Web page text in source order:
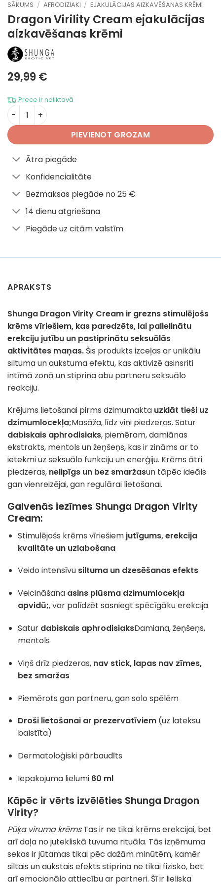
SĀKUMS / AFRODIZIAKI / EJAKULĀCIJAS AIZKAVĒŠANAS KRĒMI
Dragon Virility Cream ejakulācijas
aizkavēšanas krēmi
29,99€
Prece ir noliktavā
Dragon Virility Cream daudzums
PIEVIENOT GROZAM
Ātra piegāde
Konfidencialitāte
Bezmaksas piegāde no 25 €
14 dienu atgriešana
Piegāde uz citām valstīm
APRAKSTS
Shunga Dragon Virity Cream ir grezns stimulējošs
krēms vīriešiem, kas paredzēts, lai palielinātu
erekciju jutību un pastiprinātu seksuālās
aktivitātes maņas. Šis produkts izceļas ar unikālu
siltuma un aukstuma efektu, kas aktivizē asinsriti
intīmā zonā un stiprina abu partneru seksuālo
reakciju.
Krējums lietošanai pirms dzimumakta uzklāt tieši uz
dzimumlocekļa;Masāža, līdz viņi piedzeras. Satur
dabiskais aphrodisiaks, piemēram, damiānas
ekstrakts, mentols un žeņšeņs, kas ir zināms ar to
ietekmi uz seksuālo funkciju un enerģiju. Krēms ātri
piedzeras, nelipīgs un bez smaržasun tāpēc ideāls
gan vienreizējai, gan regulārai lietošanai.
Galvenās iezīmes Shunga Dragon Virity
Cream:
Stimulējošs krēms vīriešiem jutīgums, erekcija
kvalitāte un uzlabošana
Veido intensīvu siltuma un dzesēšanas efekts
Veicināšana asins plūsma dzimumlocekļa
apvidū;, var palīdzēt sasniegt spēcīgāku erekcija
Satur dabiskais aphrodisiaksDamiana, žeņšeņs,
mentols
Viņš drīz piedzeras, nav stick, lapas nav zīmes,
bez smaržas
Piemērots gan partneru, gan solo spēlēm
Droši lietošanai ar prezervatīviem(uz lateksu
balstīta)
Dermatoloģiski pārbaudīts
Iepakojuma lielumi 60 ml
Kāpēc ir vērts izvēlēties Shunga Dragon
Virity?
Pūķa viruma krēmsTas ir ne tikai krēms erekcijai, bet
arī daļa no jutekliskā tuvuma rituāla. Tās izņēmuma
sekas ir jūtamas tikai pēc dažām minūtēm, kamēr
siltais un aukstais efekts stiprina ne tikai fizisko, bet
arī emocionālo attiecību ar partneri. Šī ir lieliska